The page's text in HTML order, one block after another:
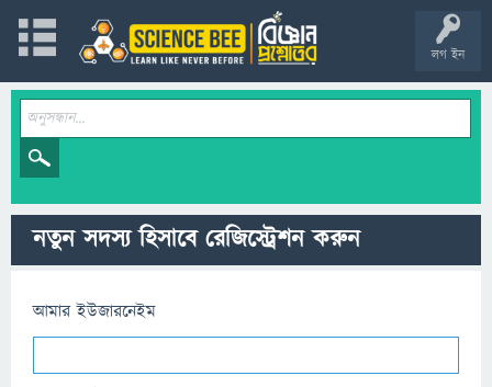
লগ ইন
নতুন সদস্য হিসাবে রেজিস্ট্রেশন করুন
আমার ইউজারনেইম